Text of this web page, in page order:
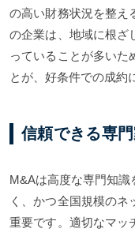
の高い財務状況を整え
の企業は、地域に根ざ
っていることが多いた
とが、好条件での成約
信頼できる専
M&Aは高度な専門知
く、かつ全国規模の
重要です。適切なマッ